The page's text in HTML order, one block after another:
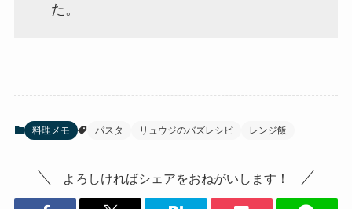
た。
料理メモ パスタ リュウジのバズレシピ レンジ飯
よろしければシェアをおねがいします！